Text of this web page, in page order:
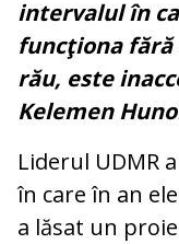
intervalul în
funcţiona fără
rău, este
Kelemen
Liderul UDMR
în care în an
a lăsat un